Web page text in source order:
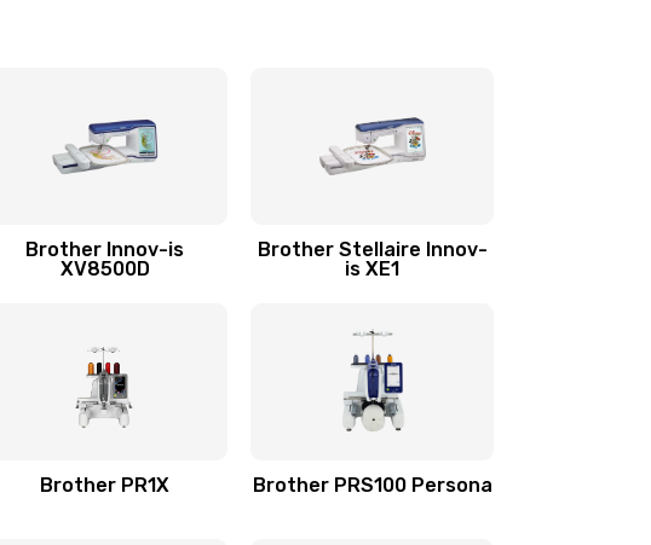
Brother Innov-is
XV8500D
Brother Stellaire Innov-
is XE1
Brother PR1X Brother PRS100 Persona